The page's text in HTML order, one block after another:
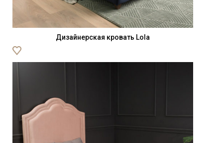
Дизайнерская кровать Lola